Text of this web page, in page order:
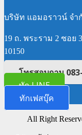
บริษัท แอมอราวน์ จำ
19 ถ. พระราม 2 ซอย
10150
โทรสอบถาม
ทัก LINE
ทักเฟสบุ๊ค
All Right